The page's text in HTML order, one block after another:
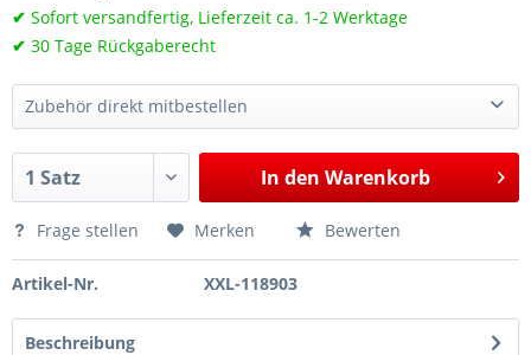
✔ Sofort versandfertig, Lieferzeit ca. 1-2 Werktage
✔ 30 Tage Rückgaberecht
Zubehör direkt mitbestellen
Bremssattel-Steckschlüssel, 7-kant 14mm, 1/2“, für VW, Audi, Cupra
8,65 €*
Bremssattel-Steckschlüssel, 7-kant 16mm, 1/2“, für Audi RS6, RS7, RSQ8 10-Kolben Keramik-Bremse
16,09 €*
In den Warenkorb
Frage stellen Merken Bewerten
Artikel-Nr. XXL-118903
Beschreibung